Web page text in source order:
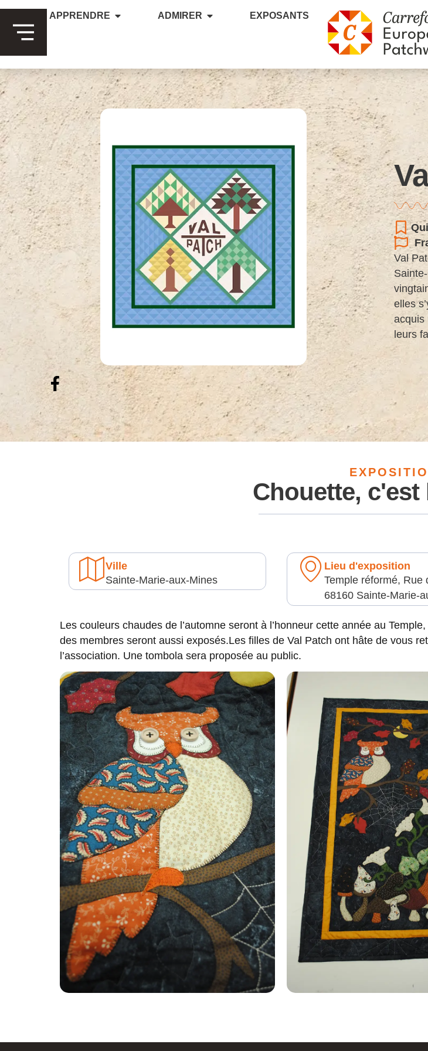
APPRENDRE ADMIRER EXPOSANTS
Val
elles
acquis
leurs
Chouette,
Ville
Sainte-Marie-aux-Mines
Lieu d'exposition
Temple réformé, Rue
68160 Sainte-Marie-
Les couleurs chaudes de l’automne seront à l’honneur cette année au
des membres seront aussi exposés.Les filles de Val Patch ont hâte de vous
l’association. Une tombola sera proposée au public.